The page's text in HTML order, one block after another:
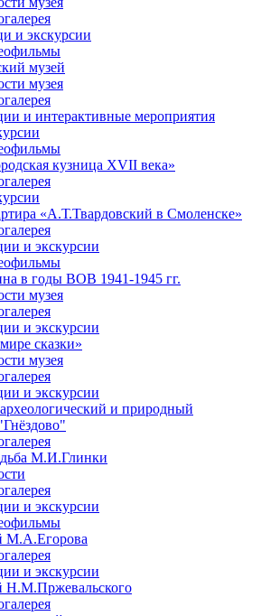
и экскурсии
музей
музея
и интерактивные мероприятия
кузница XVII века»
«А.Т.Твардовский в Смоленске»
и экскурсии
в годы ВОВ 1941-1945 гг.
музея
и экскурсии
сказки»
музея
и экскурсии
и природный
М.И.Глинки
и экскурсии
М.А.Егорова
и экскурсии
Н.М.Пржевальского